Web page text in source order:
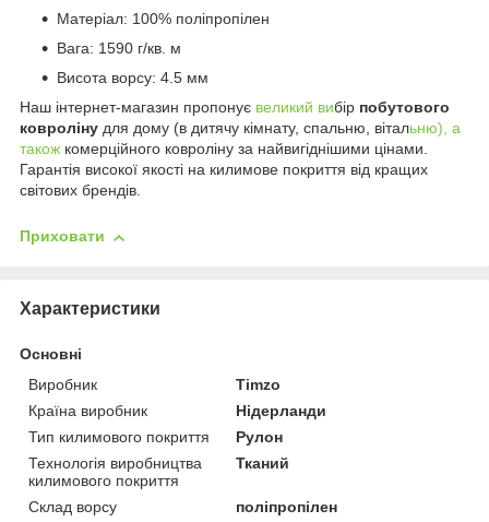
Матеріал: 100% поліпропілен
Вага: 1590 г/кв. м
Висота ворсу: 4.5 мм
Наш інтернет-магазин пропонує великий вибір побутового
ковроліну для дому (в дитячу кімнату, спальню, вітальню), а
також комерційного ковроліну за найвигіднішими цінами.
Гарантія високої якості на килимове покриття від кращих
світових брендів.
Приховати
Характеристики
Основні
Виробник
Timzo
Країна виробник
Нідерланди
Тип килимового покриття
Рулон
Технологія виробництва
килимового покриття
Тканий
Склад ворсу
поліпропілен